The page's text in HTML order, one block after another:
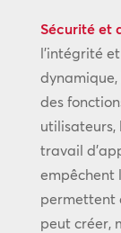
Sécurité et
l’intégrité
dynamique,
des
utilisateurs,
travail
empêchent
permettent
peut créer,